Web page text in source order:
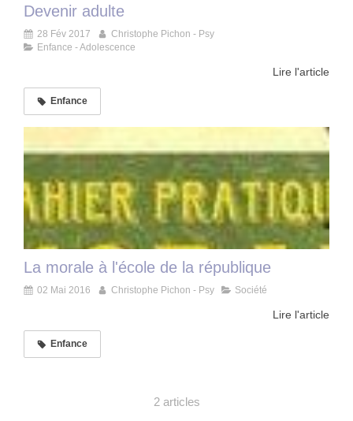
Devenir adulte
28 Fév 2017
Christophe Pichon - Psy
Enfance - Adolescence
Lire l'article
Enfance
La morale à l'école de la république
02 Mai 2016 Christophe Pichon - Psy Société
Lire l'article
Enfance
2 articles